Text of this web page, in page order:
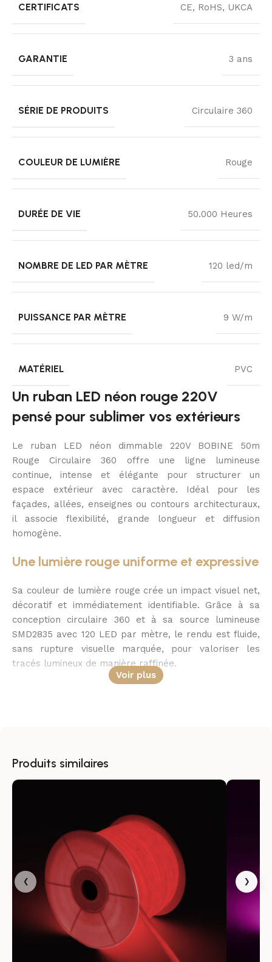
CERTIFICATS CE, RoHS, UKCA
GARANTIE 3 ans
SÉRIE DE PRODUITS Circulaire 360
COULEUR DE LUMIÈRE Rouge
DURÉE DE VIE 50.000 Heures
NOMBRE DE LED PAR MÈTRE 120 led/m
PUISSANCE PAR MÈTRE 9 W/m
MATÉRIEL PVC
Un ruban LED néon rouge 220V
pensé pour sublimer vos extérieurs
Le ruban LED néon dimmable 220V BOBINE 50m
Rouge Circulaire 360 offre une ligne lumineuse
continue, intense et élégante pour structurer un
espace extérieur avec caractère. Idéal pour les
façades, allées, enseignes ou contours architecturaux,
il associe flexibilité, grande longueur et diffusion
homogène.
Une lumière rouge uniforme et expressive
Sa couleur de lumière rouge crée un impact visuel net,
décoratif et immédiatement identifiable. Grâce à sa
conception circulaire 360 et à sa source lumineuse
SMD2835 avec 120 LED par mètre, le rendu est fluide,
sans rupture visuelle marquée, pour valoriser les
tracés lumineux de manière raffinée.
de longues lignes architecturales, de souligner des
parcours extérieurs ou d’habiller des structures avec
adaptation simple aux besoins du chantier.
Une variation d’intensité pour ajuster
l’ambiance
Compatible avec la variation TRIAC, ce ruban LED
néon dimmable permet d’adapter l’intensité lumineuse
selon l’effet recherché. Vous pouvez ainsi passer d’un
marquage lumineux affirmé à une présence plus
discrète, tout en conservant la qualité visuelle d’un
Voir plus
Produits similaires
‹ ›